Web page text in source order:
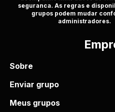
seguranca. As regras e
grupos podem mudar
administradores.
Sobre
Enviar grupo
Meus grupos